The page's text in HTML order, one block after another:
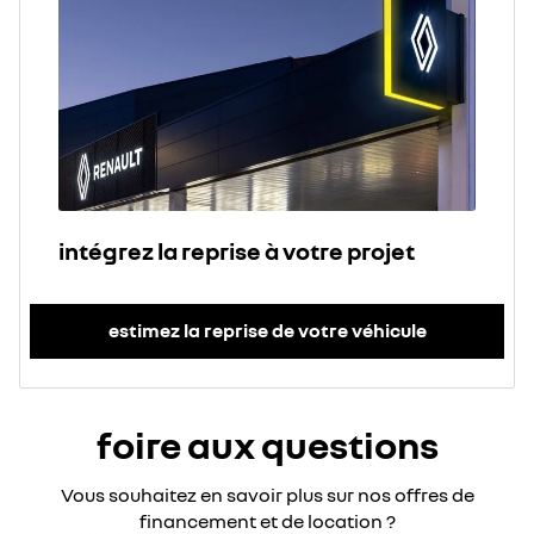
intégrez la reprise à votre projet
estimez la reprise de votre véhicule
foire aux questions
Vous souhaitez en savoir plus sur nos offres de
financement et de location ?